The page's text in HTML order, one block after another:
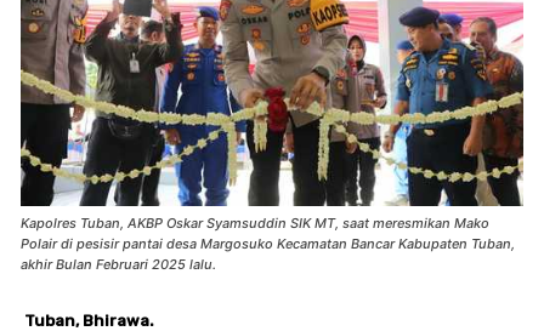
Kapolres Tuban, AKBP Oskar Syamsuddin SIK MT, saat meresmikan Mako
Polair di pesisir pantai desa Margosuko Kecamatan Bancar Kabupaten Tuban,
akhir Bulan Februari 2025 lalu.
Tuban, Bhirawa.